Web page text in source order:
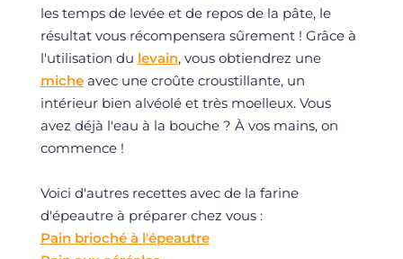
les temps de levée et de repos de la pâte, le
résultat vous récompensera sûrement ! Grâce à
l'utilisation du levain, vous obtiendrez une
micheavec une croûte croustillante, un
intérieur bien alvéolé et très moelleux. Vous
avez déjà l'eau à la bouche ? À vos mains, on
commence !
Voici d'autres recettes avec de la farine
d'épeautre à préparer chez vous :
Pain brioché à l'épeautre